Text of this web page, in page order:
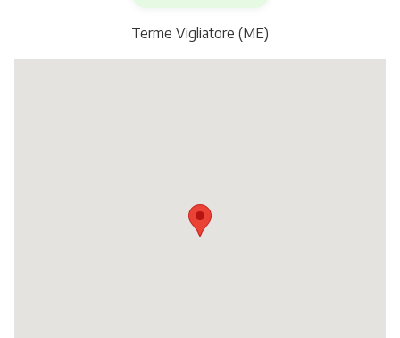
Terme Vigliatore (ME)